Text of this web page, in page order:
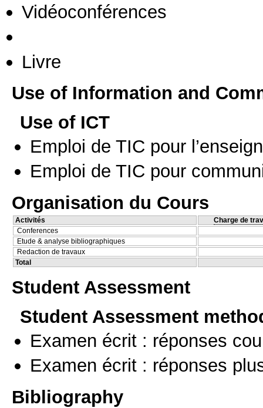
Vidéoconférences
Livre
Use of Information and
Use of ICT
Emploi de TIC pour
Emploi de TIC pour
Organisation du Cours
Activités
Charge de
Conferences
Etude & analyse bibliographiques
Redaction de travaux
Total
Student Assessment
Student Assessment
Examen écrit : réponses
Examen écrit : réponses
Bibliography